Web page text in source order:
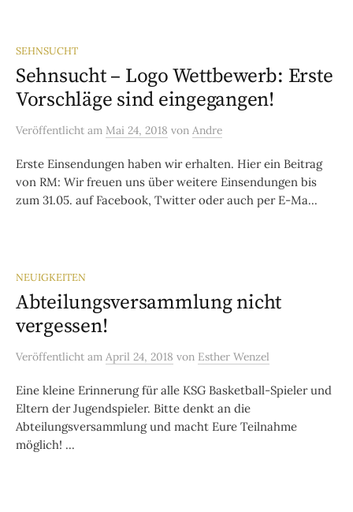
SEHNSUCHT
Sehnsucht – Logo Wettbewerb: Erste
Vorschläge sind eingegangen!
Veröffentlicht am Mai 24, 2018 von Andre
Erste Einsendungen haben wir erhalten. Hier ein Beitrag
von RM: Wir freuen uns über weitere Einsendungen bis
zum 31.05. auf Facebook, Twitter oder auch per E-Ma...
NEUIGKEITEN
Abteilungsversammlung nicht
vergessen!
Veröffentlicht am April 24, 2018 von Esther Wenzel
Eine kleine Erinnerung für alle KSG Basketball-Spieler und
Eltern der Jugendspieler. Bitte denkt an die
Abteilungsversammlung und macht Eure Teilnahme
möglich! ...